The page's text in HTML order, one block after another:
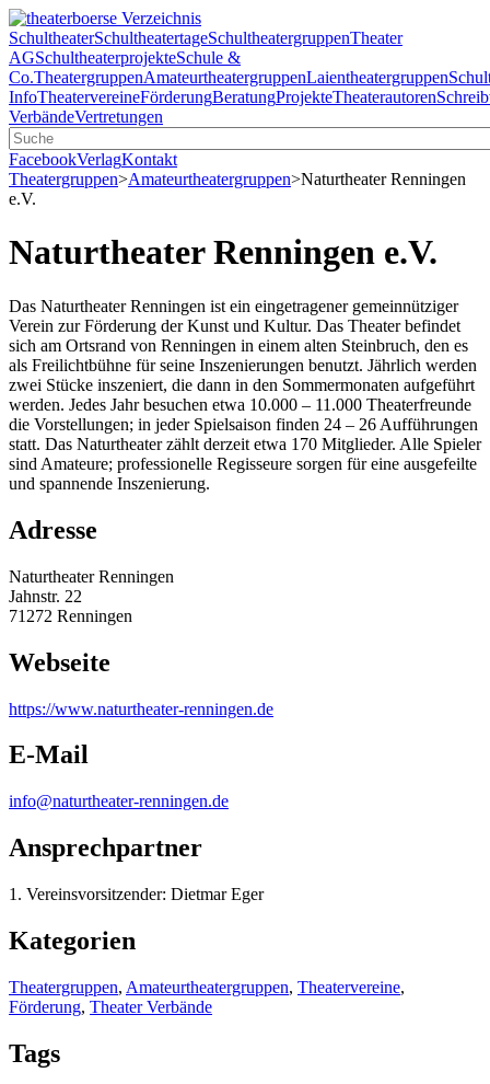
SchultheaterSchultheatertageSchultheatergruppenTheater
AGSchultheaterprojekteSchule &
Co.TheatergruppenAmateurtheatergruppenLaientheatergruppen
InfoTheatervereineFörderungBeratungProjekteTheaterautoren
VerbändeVertretungen
FacebookVerlagKontakt
Theatergruppen>Amateurtheatergruppen>Naturtheater Renningen
e.V.
Naturtheater Renningen e.V.
Das Naturtheater Renningen ist ein eingetragener gemeinnütziger
Verein zur Förderung der Kunst und Kultur. Das Theater befindet
sich am Ortsrand von Renningen in einem alten Steinbruch, den es
als Freilichtbühne für seine Inszenierungen benutzt. Jährlich werden
zwei Stücke inszeniert, die dann in den Sommermonaten aufgeführt
werden. Jedes Jahr besuchen etwa 10.000 – 11.000 Theaterfreunde
die Vorstellungen; in jeder Spielsaison finden 24 – 26 Aufführungen
statt. Das Naturtheater zählt derzeit etwa 170 Mitglieder. Alle Spieler
sind Amateure; professionelle Regisseure sorgen für eine ausgefeilte
und spannende Inszenierung.
Adresse
Naturtheater Renningen
Jahnstr. 22
71272 Renningen
Webseite
https://www.naturtheater-renningen.de
E-Mail
info@naturtheater-renningen.de
Ansprechpartner
1. Vereinsvorsitzender: Dietmar Eger
Kategorien
Theatergruppen, Amateurtheatergruppen, Theatervereine,
Förderung, Theater Verbände
Tags